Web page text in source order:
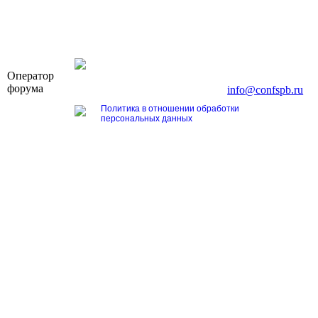
Оператор
форума
Тел. +7 (812) 327-93-70, E-mail:info@confspb.ru
Политика в отношении обработки
персональных данных